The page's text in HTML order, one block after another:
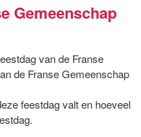
Gemeenschap
van de Franse
de Franse Gemeenschap
feestdag valt en hoeveel